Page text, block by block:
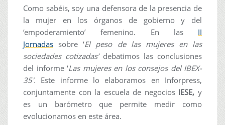
Como sabéis, soy una defensora de la presencia de
la mujer en los órganos de gobierno y del
‘empoderamiento’ femenino. En las II
Jornadas sobre ‘El peso de las mujeres en las
sociedades cotizadas’debatimos las conclusiones
del informe ‘Las mujeres en los consejos del IBEX-
35′. Este informe lo elaboramos en Inforpress,
conjuntamente con la escuela de negocios IESE,y
es un barómetro que permite medir como
evolucionamos en este área.